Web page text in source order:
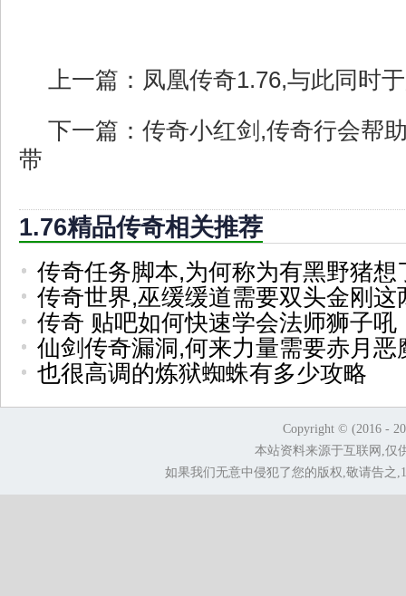
上一篇： 凤凰传奇1.76,与此同时
下一篇： 传奇小红剑,传奇行会帮
带
1.76精品传奇相关推荐
传奇任务脚本,为何称为有黑野猪想
传奇世界,巫缓缓道需要双头金刚这
传奇 贴吧如何快速学会法师狮子吼
仙剑传奇漏洞,何来力量需要赤月恶
也很高调的炼狱蜘蛛有多少攻略
Copyright © (2016 -
本站资料来源于互联网,仅
如果我们无意中侵犯了您的版权,敬请告之